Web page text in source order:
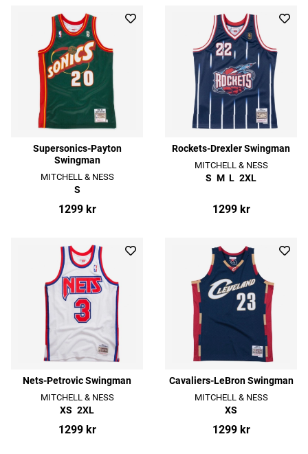
Supersonics-Payton
Swingman
MITCHELL & NESS
S
1299 kr
Rockets-Drexler Swingman
MITCHELL & NESS
S M L 2XL
1299 kr
Nets-Petrovic Swingman
MITCHELL & NESS
XS 2XL
1299 kr
Cavaliers-LeBron Swingman
MITCHELL & NESS
XS
1299 kr